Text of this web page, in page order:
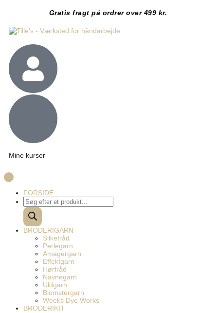
Gratis fragt på ordrer over 499 kr.
Mine kurser
FORSIDE
BRODERIGARN
Silketråd
Perlegarn
Amagergarn
Effektgarn
Hørtråd
Navnegarn
Uldgarn
Blomstergarn
Weeks Dye Works
BRODERIKIT